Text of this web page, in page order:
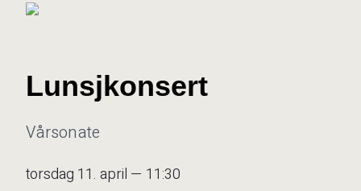
Lunsjkonsert
Vårsonate
torsdag 11. april — 11:30